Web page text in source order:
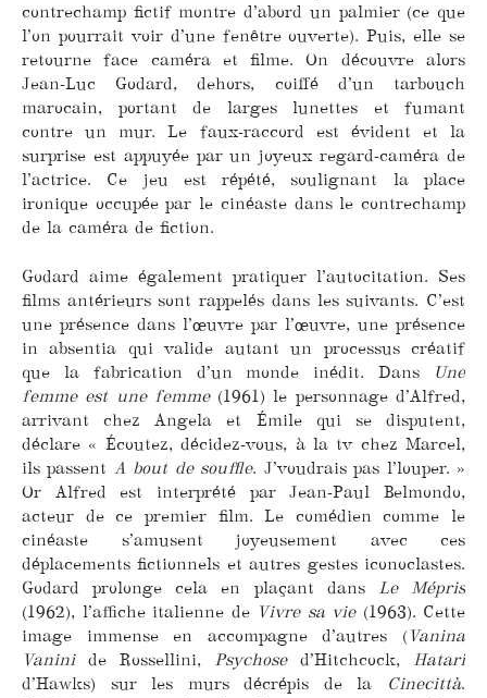
contrechamp fictif montre d’abord un palmier (ce que
l’on pourrait voir d’une fenêtre ouverte). Puis, elle se
retourne face caméra et filme. On découvre alors
Jean-Luc Godard, dehors, coiffé d’un tarbouch
marocain, portant de larges lunettes et fumant
contre un mur. Le faux-raccord est évident et la
surprise est appuyée par un joyeux regard-caméra de
l’actrice. Ce jeu est répété, soulignant la place
ironique occupée par le cinéaste dans le contrechamp
de la caméra de fiction.
Godard aime également pratiquer l’autocitation. Ses
films antérieurs sont rappelés dans les suivants. C’est
une présence dans l’œuvre par l’œuvre, une présence
in absentia qui valide autant un processus créatif
que la fabrication d’un monde inédit. Dans
Une
femme est une femme(1961) le personnage d’Alfred,
arrivant chez Angela et Émile qui se disputent,
déclare « Écoutez, décidez-vous, à la tv chez Marcel,
ils passent A bout de souffle. J’voudrais pas l’louper. »
Or Alfred est interprété par Jean-Paul Belmondo,
acteur de ce premier film. Le comédien comme le
cinéaste s’amusent joyeusement avec ces
déplacements fictionnels et autres gestes iconoclastes.
Godard prolonge cela en plaçant dans Le Mépris
(1962), l’affiche italienne de Vivre sa vie(1963). Cette
image immense en accompagne d’autres (Vanina
Vanini de Rossellini, Psychosed’Hitchcock, Hatari
d’Hawks) sur les murs décrépis de la
Cinecittà.